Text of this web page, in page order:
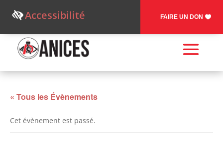
Accessibilité FAIRE UN DON
« Tous les Évènements
Cet évènement est passé.